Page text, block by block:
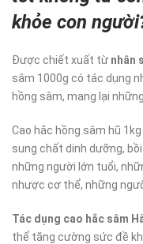
khỏe con
Được chiết xuất từ nhân
sâm 1000g có tác dụng
hồng sâm, mang lại
Cao hắc hồng sâm hũ
sung chất dinh dưỡng,
những người lớn tuổi,
nhược cơ thể, những
Tác dụng cao hắc sâm
thể tăng cường sức đề